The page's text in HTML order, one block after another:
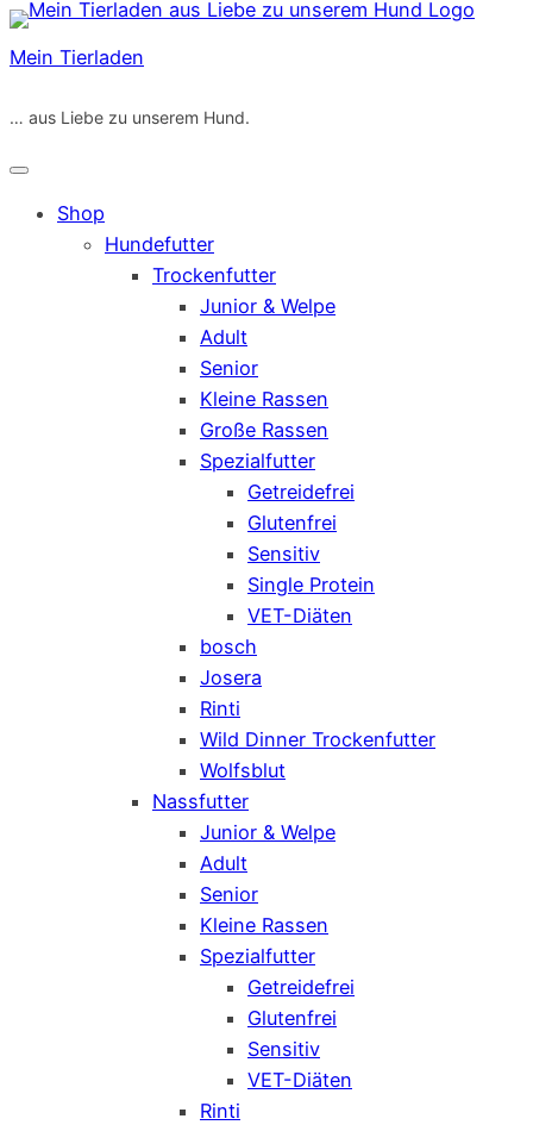
Zum
Inhalt
Mein Tierladen
… aus Liebe zu unserem Hund.
Shop
Hundefutter
Trockenfutter
Junior & Welpe
Adult
Senior
Kleine Rassen
Große Rassen
Spezialfutter
Getreidefrei
Glutenfrei
Sensitiv
Single Protein
VET-Diäten
bosch
Josera
Rinti
Wild Dinner Trockenfutter
Wolfsblut
Nassfutter
Junior & Welpe
Adult
Senior
Kleine Rassen
Spezialfutter
Getreidefrei
Glutenfrei
Sensitiv
VET-Diäten
Rinti